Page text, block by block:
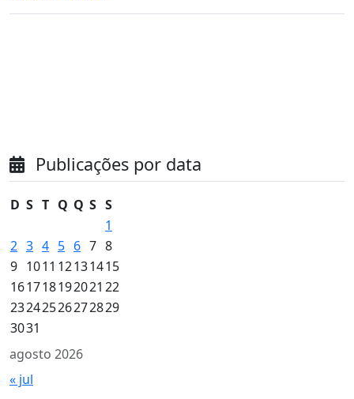
Publicações por data
agosto 2026
D S T Q Q S S
1
2 3 4 5 6 7 8
9 1011 12131415
161718192021 22
23242526272829
3031
« jul